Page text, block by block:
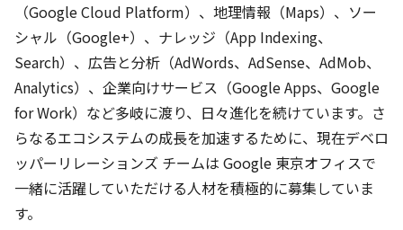
（Google Cloud Platform）、地理情報（Maps）、ソー
シャル（Google+）、ナレッジ（App Indexing、
Search）、広告と分析（AdWords、AdSense、AdMob、
Analytics）、企業向けサービス（Google Apps、Google
for Work）など多岐に渡り、日々進化を続けています。さ
らなるエコシステムの成長を加速するために、現在デベロ
ッパーリレーションズ チームは Google 東京オフィスで
一緒に活躍していただける人材を積極的に募集していま
す。